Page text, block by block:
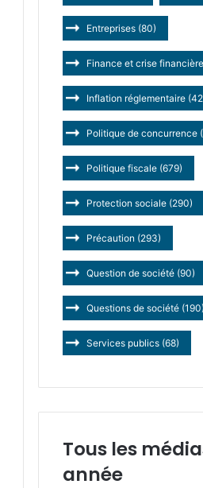
Entreprises (80)
Finance et crise financière
Inflation réglementaire
Politique de concurrence
Politique fiscale (679)
Protection sociale (290)
Précaution (293)
Question de société (90)
Questions de société (190)
Services publics (68)
Tous les
année